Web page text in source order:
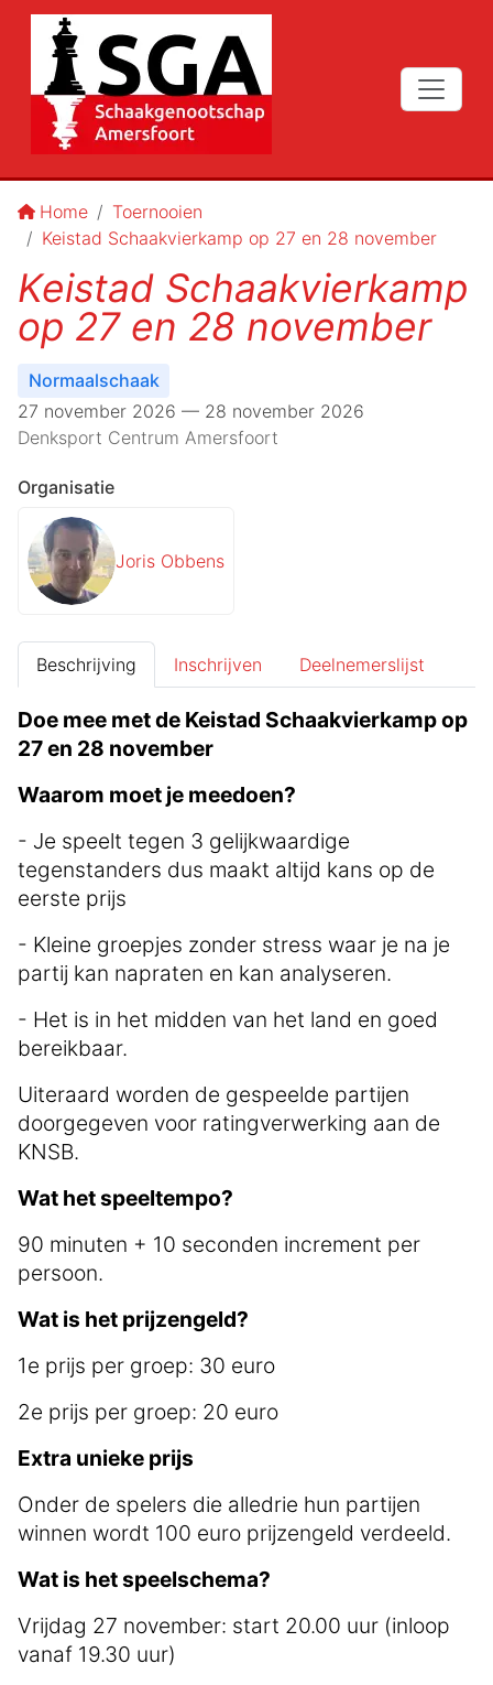
Home
Toernooien
Keistad Schaakvierkamp op 27 en 28 november
Keistad Schaakvierkamp
op 27 en 28 november
Normaalschaak
27 november 2026 — 28 november 2026
Denksport Centrum Amersfoort
Organisatie
Joris Obbens
Beschrijving Inschrijven Deelnemerslijst
Doe mee met de Keistad Schaakvierkamp op
27 en 28 november
Waarom moet je meedoen?
- Je speelt tegen 3 gelijkwaardige
tegenstanders dus maakt altijd kans op de
eerste prijs
- Kleine groepjes zonder stress waar je na je
partij kan napraten en kan analyseren.
- Het is in het midden van het land en goed
bereikbaar.
Uiteraard worden de gespeelde partijen
doorgegeven voor ratingverwerking aan de
KNSB.
Wat het speeltempo?
90 minuten + 10 seconden increment per
persoon.
Wat is het prijzengeld?
1e prijs per groep: 30 euro
2e prijs per groep: 20 euro
Extra unieke prijs
Onder de spelers die alledrie hun partijen
winnen wordt 100 euro prijzengeld verdeeld.
Wat is het speelschema?
Vrijdag 27 november: start 20.00 uur (inloop
vanaf 19.30 uur)